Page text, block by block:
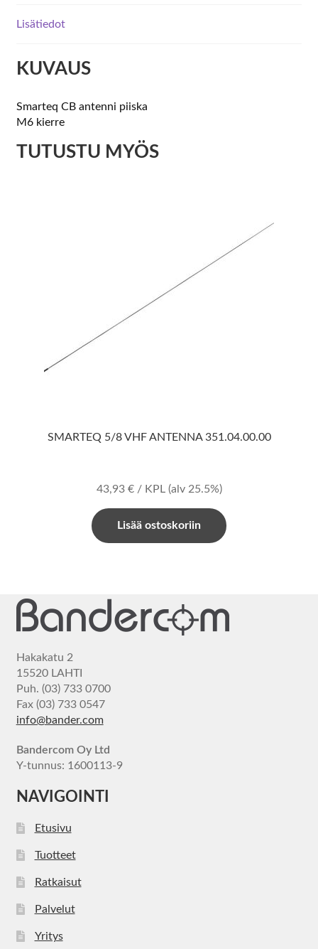
Lisätiedot
KUVAUS
Smarteq CB antenni piiska
M6 kierre
TUTUSTU MYÖS
SMARTEQ 5/8 VHF ANTENNA 351.04.00.00
43,93 €/ KPL (alv 25.5%)
Lisää ostoskoriin
Hakakatu 2
15520 LAHTI
Puh. (03) 733 0700
Fax (03) 733 0547
info@bander.com
Bandercom Oy Ltd
Y-tunnus: 1600113-9
NAVIGOINTI
Etusivu
Tuotteet
Ratkaisut
Palvelut
Yritys